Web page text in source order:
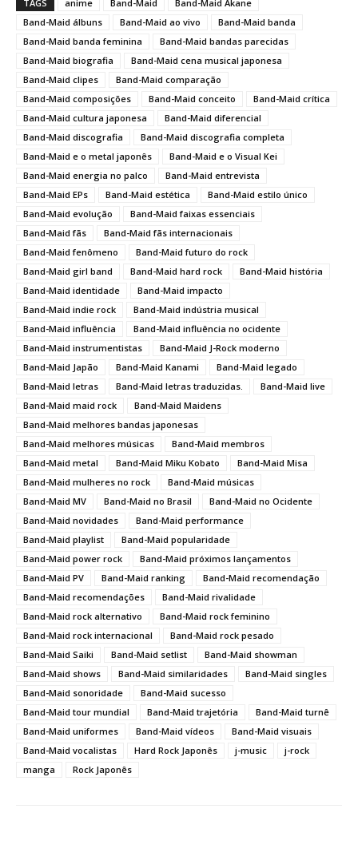
TAGS anime Band-Maid
Band-Maid Akane
Band-Maid álbuns
Band-Maid ao vivo
Band-Maid banda
Band-Maid banda feminina
Band-Maid bandas parecidas
Band-Maid biografia
Band-Maid cena musical japonesa
Band-Maid clipes
Band-Maid comparação
Band-Maid composições
Band-Maid conceito
Band-Maid crítica
Band-Maid cultura japonesa
Band-Maid diferencial
Band-Maid discografia
Band-Maid discografia completa
Band-Maid e o metal japonês
Band-Maid e o Visual Kei
Band-Maid energia no palco
Band-Maid entrevista
Band-Maid EPs
Band-Maid estética
Band-Maid estilo único
Band-Maid evolução
Band-Maid faixas essenciais
Band-Maid fãs
Band-Maid fãs internacionais
Band-Maid fenômeno
Band-Maid futuro do rock
Band-Maid girl band
Band-Maid hard rock
Band-Maid história
Band-Maid identidade
Band-Maid impacto
Band-Maid indie rock
Band-Maid indústria musical
Band-Maid influência
Band-Maid influência no ocidente
Band-Maid instrumentistas
Band-Maid J-Rock moderno
Band-Maid Japão
Band-Maid Kanami
Band-Maid legado
Band-Maid letras
Band-Maid letras traduzidas.
Band-Maid live
Band-Maid maid rock
Band-Maid Maidens
Band-Maid melhores bandas japonesas
Band-Maid melhores músicas
Band-Maid membros
Band-Maid metal
Band-Maid Miku Kobato
Band-Maid Misa
Band-Maid mulheres no rock
Band-Maid músicas
Band-Maid MV
Band-Maid no Brasil
Band-Maid no Ocidente
Band-Maid novidades
Band-Maid performance
Band-Maid playlist
Band-Maid popularidade
Band-Maid power rock
Band-Maid próximos lançamentos
Band-Maid PV
Band-Maid ranking
Band-Maid recomendação
Band-Maid recomendações
Band-Maid rivalidade
Band-Maid rock alternativo
Band-Maid rock feminino
Band-Maid rock internacional
Band-Maid rock pesado
Band-Maid Saiki
Band-Maid setlist
Band-Maid showman
Band-Maid shows
Band-Maid similaridades
Band-Maid singles
Band-Maid sonoridade
Band-Maid sucesso
Band-Maid tour mundial
Band-Maid trajetória
Band-Maid turnê
Band-Maid uniformes
Band-Maid vídeos
Band-Maid visuais
Band-Maid vocalistas
Hard Rock Japonês j-music
j-rock
manga
Rock Japonês